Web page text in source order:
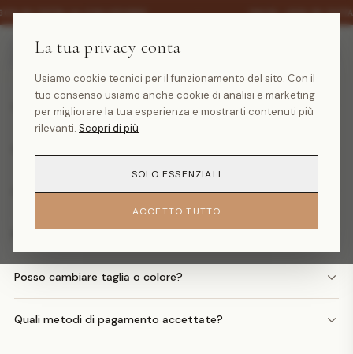
SU TUTTA LA COLLEZIONE · SALDI -30% SU
Domande frequenti
Quanto costa la spedizione?
Come faccio un reso?
Posso avere il rimborso in denaro?
Posso cambiare taglia o colore?
Quali metodi di pagamento accettate?
La tua privacy conta
Usiamo cookie tecnici per il funzionamento del sito. Con il
tuo consenso usiamo anche cookie di analisi e marketing
per migliorare la tua esperienza e mostrarti contenuti più
rilevanti. Scopri di più
SOLO ESSENZIALI
ACCETTO TUTTO